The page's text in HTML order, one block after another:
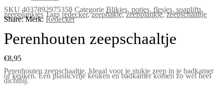
SKU 4037892975358 Categorie Blikjes, potjes, flesjes, soaplifts,
zeepplankjes Tags redecker,zeepbakje,zeepplankje,zeepschaaltje
Share: Merk: Redecker
Perenhouten zeepschaaltje
€8,95
Perenhouten zeepschaaltje. Ideaal voor je stukje zeep in je badkamer
of keuken. Een plasticvrije keuken en badkamer komen zo wel heel
dichtbij.